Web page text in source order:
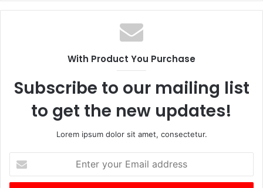
With Product You Purchase
Subscribe to our mailing list
to get the new updates!
Lorem ipsum dolor sit amet, consectetur.
your
Email